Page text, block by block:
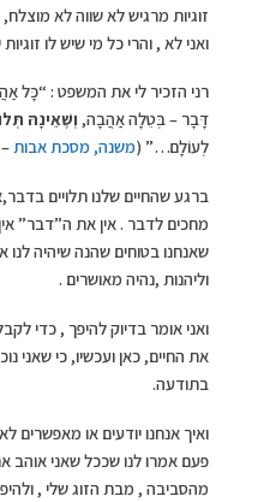
זוגיות מרגיש לא שווה לא מוצלח,
ואני לא , והרי כל מי שיש לו
רני הזכיר לי את המשפט : “כָּל
דָּבָר – בְּטֵלָה אַהֲבָה, וְשֶׁאֵינָהּ
לְעוֹלָם…” (משנה, מסכת אבות
ברגע שהחיים שלנו תלויים
מחכים לדבר . אין את ה”דבר”
שאנחנו בטוחים שהנה שיהיה
וליהנות ,נהיה מאושרים .
ואני אומר בדיוק להיפך , כדי
את החיים, כאן ועכשיו, כי שאני
בתודעה.
ואיך אנחנו יודעים או מאפשרים
פעם אמרו לנו שככל שאני
מהסביבה , מבת הזוג שלי ,